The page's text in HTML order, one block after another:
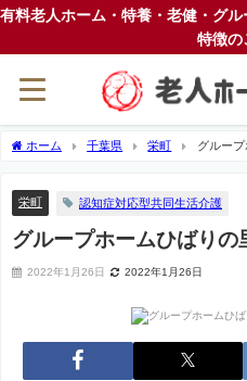
有料老人ホーム・特養・老健・グ
特徴の
ホーム 千葉県 栄町 グループ
栄町 認知症対応型共同生活介護
グループホームひばりの
2022年1月26日 2022年1月26日